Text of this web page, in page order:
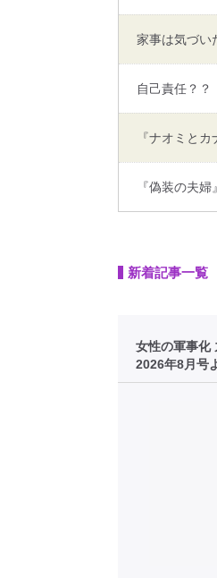
家事は気づい
自己責任？？
『ナオミとカ
『偽装の夫婦
新着記事一覧
女性の軍事化
2026年8月号